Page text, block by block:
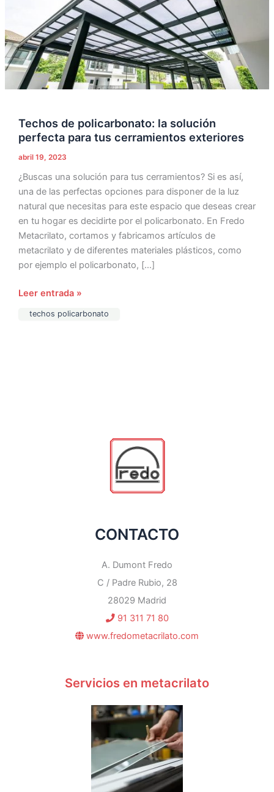
Techos de policarbonato: la solución
perfecta para tus cerramientos exteriores
abril 19, 2023
¿Buscas una solución para tus cerramientos? Si es así,
una de las perfectas opciones para disponer de la luz
natural que necesitas para este espacio que deseas crear
en tu hogar es decidirte por el policarbonato. En Fredo
Metacrilato, cortamos y fabricamos artículos de
metacrilato y de diferentes materiales plásticos, como
por ejemplo el policarbonato, […]
cerramientos
exteriores
Leer entrada »
techos policarbonato
CONTACTO
A. Dumont Fredo
C / Padre Rubio, 28
28029 Madrid
91 311 71 80
www.fredometacrilato.com
Servicios en metacrilato